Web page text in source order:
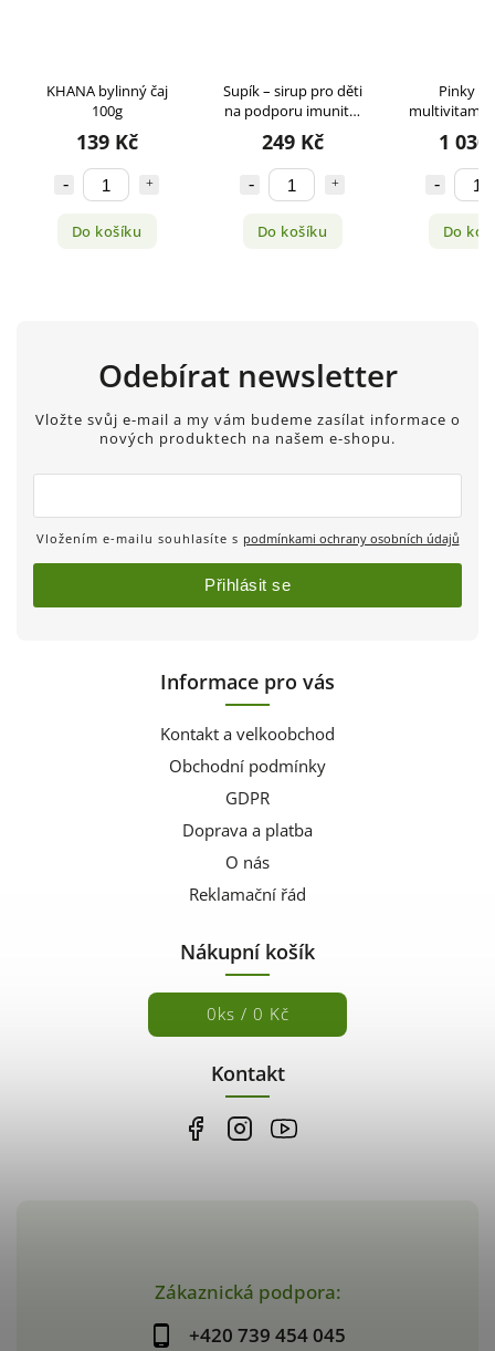
KHANA bylinný čaj
100g
139 Kč
Do košíku
Supík – sirup pro děti
na podporu imunity,
200 ml
249 Kč
Do košíku
Pinky
1 030
Do
Zákaznická podpora:
+420 739 454 045
Informace pro vás
Kontakt a velkoobchod
Obchodní podmínky
GDPR
Doprava a platba
O nás
Reklamační řád
Nákupní košík
0ks / 0 Kč
Kontakt
Odebírat newsletter
Vložte svůj e-mail a my vám budeme zasílat informace o
nových produktech na našem e-shopu.
Vložením e-mailu souhlasíte s podmínkami ochrany osobních údajů
Přihlásit se